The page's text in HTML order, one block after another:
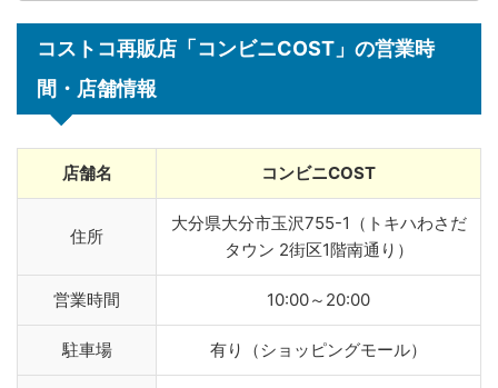
コストコ再販店「コンビニCOST」の営業時
間・店舗情報
店舗名 コンビニCOST
住所
大分県大分市玉沢755-1（トキハわさだ
タウン 2街区1階南通り）
営業時間 10:00～20:00
駐車場 有り（ショッピングモール）